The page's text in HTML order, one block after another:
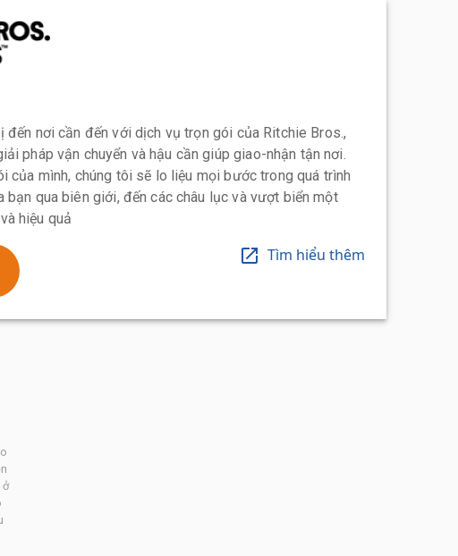
đến nơi cần đến với dịch vụ trọn gói của Ritchie Bros.,
pháp vận chuyển và hậu cần giúp giao-nhận tận nơi.
của mình, chúng tôi sẽ lo liệu mọi bước trong quá trình
bạn qua biên giới, đến các châu lục và vượt biển một
hiệu quả
Tìm hiểu thêm
ở